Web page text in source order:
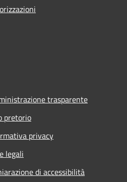
trasparente
pretorio
privacy
legali
di accessibilità